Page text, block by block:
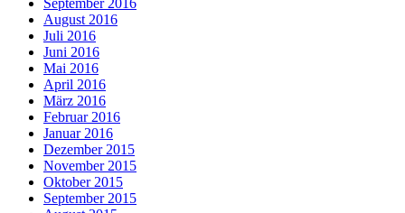
September 2016
August 2016
Juli 2016
Juni 2016
Mai 2016
April 2016
März 2016
Februar 2016
Januar 2016
Dezember 2015
November 2015
Oktober 2015
September 2015